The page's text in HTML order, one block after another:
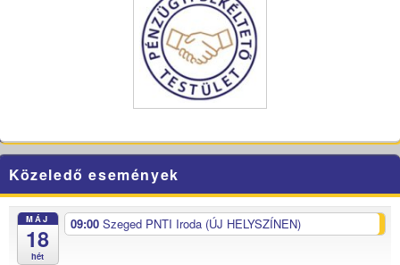
Közeledő események
MÁJ
18
hét
09:00 Szeged PNTI Iroda (ÚJ HELYSZÍNEN)